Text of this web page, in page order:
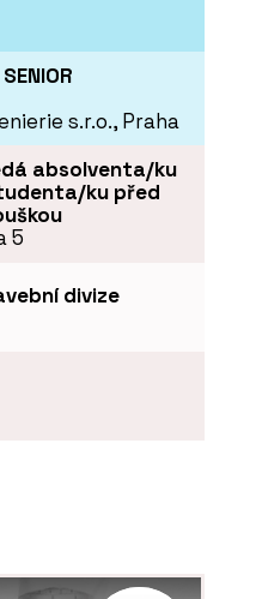
se stavební
je
chcete
s.r.o., Praha
absolventa/ku
ku před
5
divize